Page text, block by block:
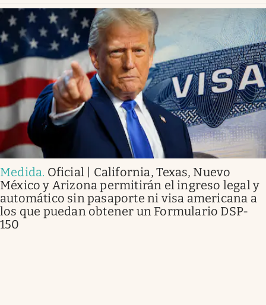
Medida. Oficial | California, Texas, Nuevo
México y Arizona permitirán el ingreso legal y
automático sin pasaporte ni visa americana a
los que puedan obtener un Formulario DSP-
150